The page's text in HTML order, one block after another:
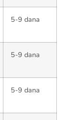
5-9 dana
5-9 dana
5-9 dana